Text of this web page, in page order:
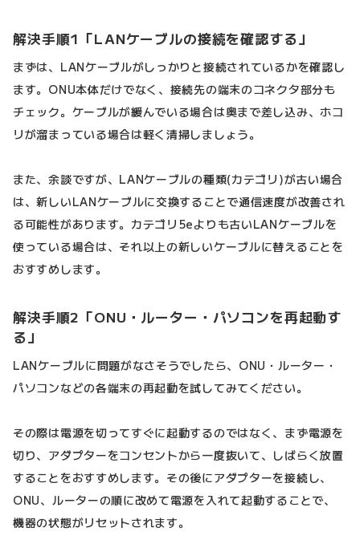
解決手順1「LANケーブルの接続を確認する」
まずは、LANケーブルがしっかりと接続されているかを確認し
ます。ONU本体だけでなく、接続先の端末のコネクタ部分も
チェック。ケーブルが緩んでいる場合は奥まで差し込み、ホコ
リが溜まっている場合は軽く清掃しましょう。
また、余談ですが、LANケーブルの種類(カテゴリ)が古い場合
は、新しいLANケーブルに交換することで通信速度が改善され
る可能性があります。カテゴリ5eよりも古いLANケーブルを
使っている場合は、それ以上の新しいケーブルに替えることを
おすすめします。
解決手順2「ONU・ルーター・パソコンを再起動す
る」
LANケーブルに問題がなさそうでしたら、ONU・ルーター・
パソコンなどの各端末の再起動を試してみてください。
その際は電源を切ってすぐに起動するのではなく、まず電源を
切り、アダプターをコンセントから一度抜いて、しばらく放置
することをおすすめします。その後にアダプターを接続し、
ONU、ルーターの順に改めて電源を入れて起動することで、
機器の状態がリセットされます。